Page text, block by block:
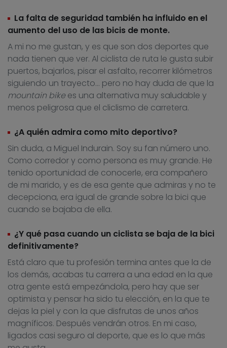
La falta de seguridad también ha influido en el
aumento del uso de las bicis de monte.
A mi no me gustan, y es que son dos deportes que
nada tienen que ver. Al ciclista de ruta le gusta subir
puertos, bajarlos, pisar el asfalto, recorrer kilómetros
siguiendo un trayecto… pero no hay duda de que la
mountain bikees una alternativa muy saludable y
menos peligrosa que el cliclismo de carretera.
¿A quién admira como mito deportivo?
Sin duda, a Miguel Indurain. Soy su fan número uno.
Como corredor y como persona es muy grande. He
tenido oportunidad de conocerle, era compañero
de mi marido, y es de esa gente que admiras y no te
decepciona, era igual de grande sobre la bici que
cuando se bajaba de ella.
¿Y qué pasa cuando un ciclista se baja de la bici
definitivamente?
Está claro que tu profesión termina antes que la de
los demás, acabas tu carrera a una edad en la que
otra gente está empezándola, pero hay que ser
optimista y pensar ha sido tu elección, en la que te
dejas la piel y con la que disfrutas de unos años
magníficos. Después vendrán otros. En mi caso,
ligados casi seguro al deporte, que es lo que más